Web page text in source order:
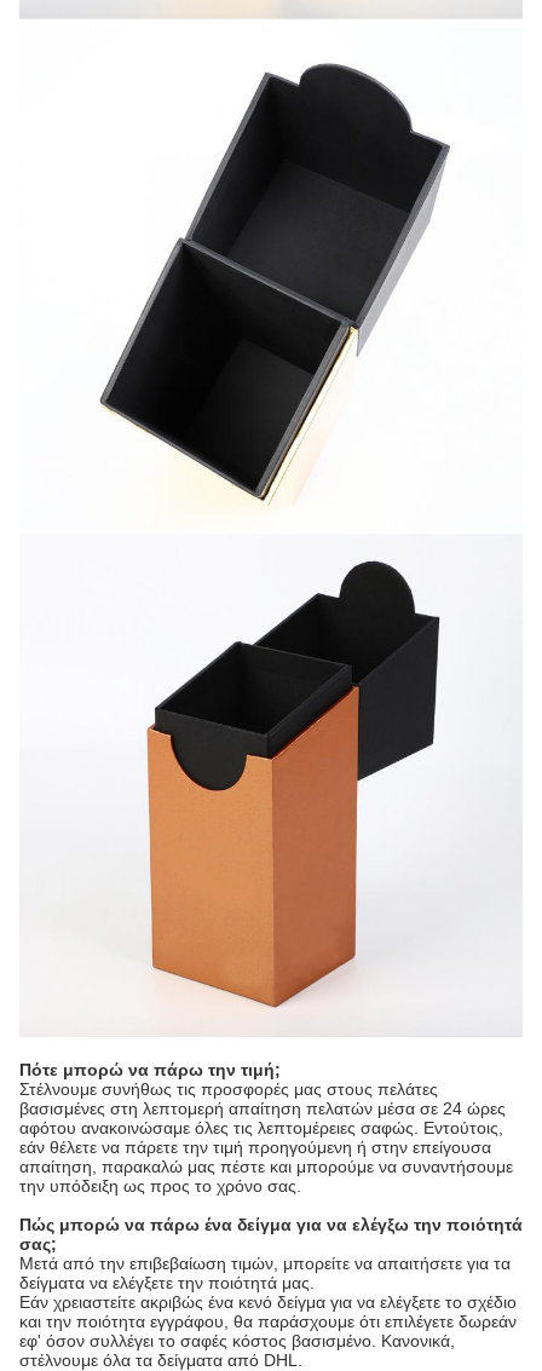
Πότε μπορώ να πάρω την τιμή;
Στέλνουμε συνήθως τις προσφορές μας στους πελάτες
βασισμένες στη λεπτομερή απαίτηση πελατών μέσα σε 24 ώρες
αφότου ανακοινώσαμε όλες τις λεπτομέρειες σαφώς. Εντούτοις,
εάν θέλετε να πάρετε την τιμή προηγούμενη ή στην επείγουσα
απαίτηση, παρακαλώ μας πέστε και μπορούμε να συναντήσουμε
την υπόδειξη ως προς το χρόνο σας.
Πώς μπορώ να πάρω ένα δείγμα για να ελέγξω την ποιότητά
σας;
Μετά από την επιβεβαίωση τιμών, μπορείτε να απαιτήσετε για τα
δείγματα να ελέγξετε την ποιότητά μας.
Εάν χρειαστείτε ακριβώς ένα κενό δείγμα για να ελέγξετε το σχέδιο
και την ποιότητα εγγράφου, θα παράσχουμε ότι επιλέγετε δωρεάν
εφ' όσον συλλέγει το σαφές κόστος βασισμένο. Κανονικά,
στέλνουμε όλα τα δείγματα από DHL.